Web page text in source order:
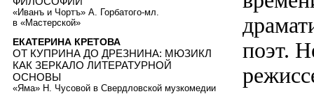
поэт.
«Иванъ и Чортъ» А. Горбатого-мл.
в «Мастерской»
ЕКАТЕРИНА КРЕТОВА
ОТ КУПРИНА ДО ДРЕЗНИНА: МЮЗИКЛ
КАК ЗЕРКАЛО ЛИТЕРАТУРНОЙ
ОСНОВЫ
«Яма» Н. Чусовой в Свердловской музкомедии